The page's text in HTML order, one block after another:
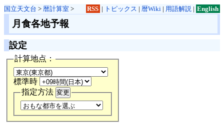
国立天文台 > 暦計算室 > RSS | トピックス | 暦Wiki| 用語解説| English
月食各地予報
設定
計算地点：
標準時
指定方法